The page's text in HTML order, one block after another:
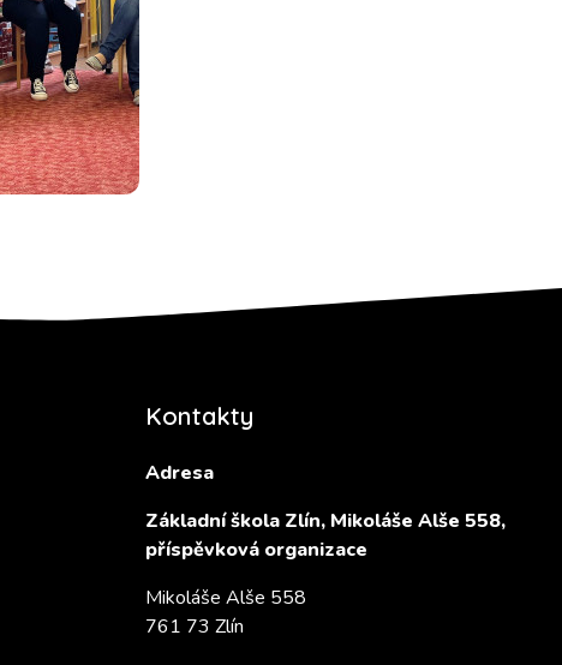
Kontakty
Adresa
Základní škola Zlín, Mikoláše Alše 558,
příspěvková organizace
Mikoláše Alše 558
761 73 Zlín